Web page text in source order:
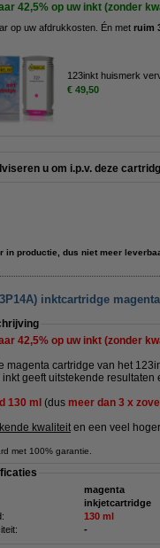
42,5% op uw inkt (zonder
op uw afdrukkosten. Én met ruim
123inkt huismerk
€ 49,50
u om i.p.v. deze
in productie, dus niet meer
inktcartridge magenta
42,5% op uw inkt (zonder
magenta cartridge van het
inkt geeft uitstekende
130 ml (dus meer dan 3 x
kwaliteit en een veel
met 100% garantie.
magenta
inkjetcartridge
130 ml
-